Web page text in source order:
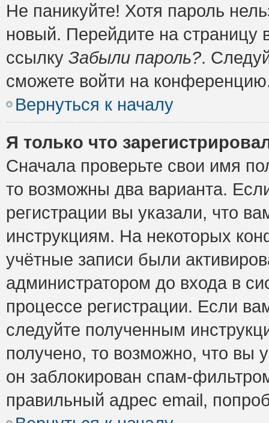
Не паникуйте! Хотя пароль
новый. Перейдите на
ссылку Забыли пароль?.
сможете войти на
Вернуться к началу
Я только что
Сначала проверьте свои имя
то возможны два варианта.
регистрации вы указали, что
инструкциям. На некоторых
учётные записи были
администратором до входа в
процессе регистрации. Если
следуйте полученным
получено, то возможно, что вы
он заблокирован спам-
правильный адрес email,